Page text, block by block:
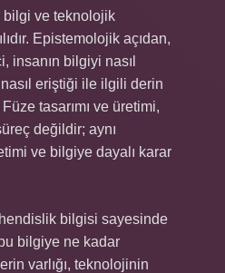
bilgi ve teknolojik
Epistemolojik açıdan,
insanın bilgiyi nasıl
eriştiği ile ilgili derin
tasarımı ve üretimi,
değildir; aynı
ve bilgiye dayalı karar
bilgisi sayesinde
bilgiye ne kadar
varlığı, teknolojinin